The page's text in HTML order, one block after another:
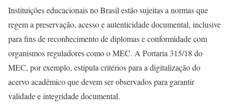
Instituições educacionais no Brasil estão sujeitas a normas que
regem a preservação, acesso e autenticidade documental, inclusive
para fins de reconhecimento de diplomas e conformidade com
organismos reguladores como o MEC. A Portaria 315/18 do
MEC, por exemplo, estipula critérios para a digitalização do
acervo acadêmico que devem ser observados para garantir
validade e integridade documental.